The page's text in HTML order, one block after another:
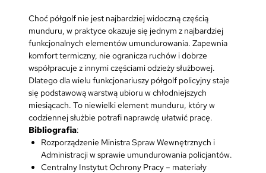
Choć półgolf nie jest najbardziej widoczną częścią
munduru, w praktyce okazuje się jednym z najbardziej
funkcjonalnych elementów umundurowania. Zapewnia
komfort termiczny, nie ogranicza ruchów i dobrze
współpracuje z innymi częściami odzieży służbowej.
Dlatego dla wielu funkcjonariuszy półgolf policyjny staje
się podstawową warstwą ubioru w chłodniejszych
miesiącach. To niewielki element munduru, który w
codziennej służbie potrafi naprawdę ułatwić pracę.
Bibliografia:
Rozporządzenie Ministra Spraw Wewnętrznych i
Administracji w sprawie umundurowania policjantów.
Centralny Instytut Ochrony Pracy – materiały